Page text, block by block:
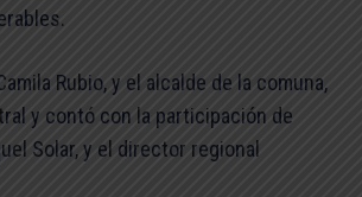
Rubio, y el alcalde de la comuna,
y contó con la participación de
Solar, y el director regional